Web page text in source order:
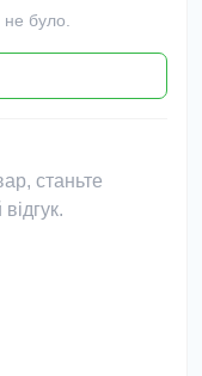
було.
станьте